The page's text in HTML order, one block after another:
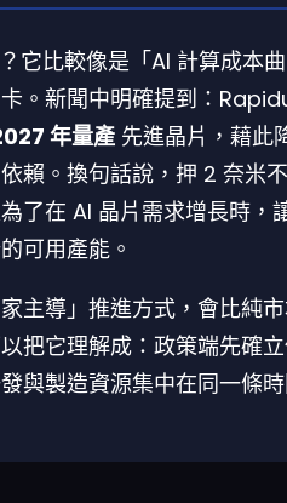
它比較像是「AI 計算成本曲
。新聞中明確提到：
年量產 先進晶片，藉此
賴。換句話說，押 2 奈米
了在 AI 晶片需求增長時，
可用產能。
主導」推進方式，會比純
把它理解成：政策端先確
與製造資源集中在同一條